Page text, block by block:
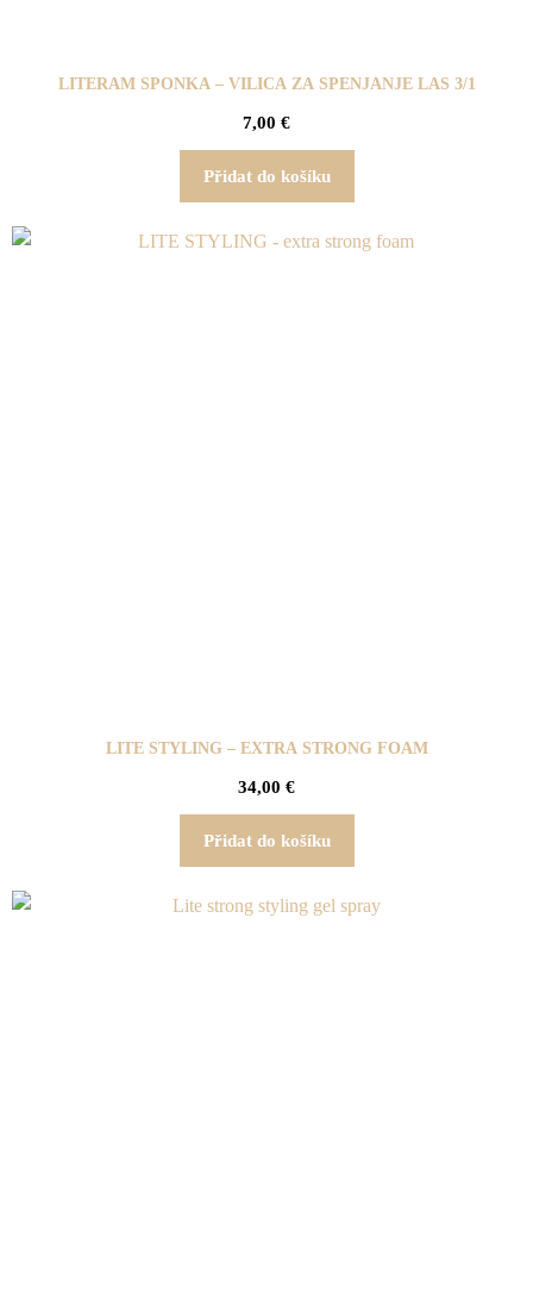
LITERAM SPONKA – VILICA ZA SPENJANJE LAS 3/1
7,00 €
Přidat do košíku
LITE STYLING – EXTRA STRONG FOAM
34,00 €
Přidat do košíku